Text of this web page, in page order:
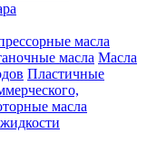
масла
масла Масла
Пластичные
масла